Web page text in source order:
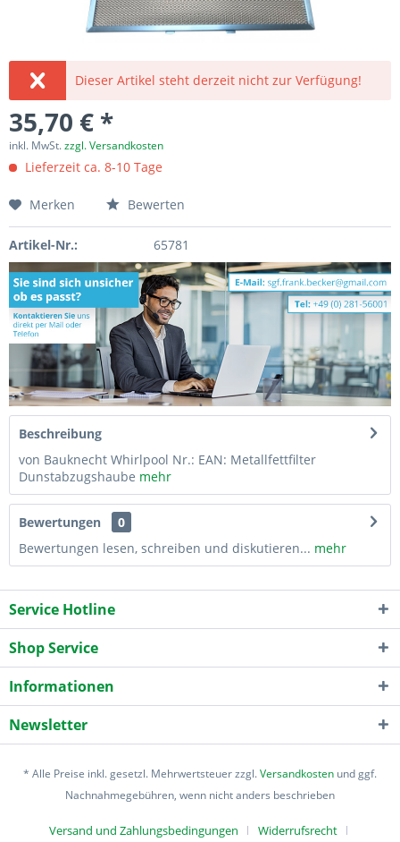
Dieser Artikel steht derzeit nicht zur Verfügung!
35,70 € *
inkl. MwSt.zzgl. Versandkosten
Lieferzeit ca. 8-10 Tage
Merken Bewerten
Artikel-Nr.: 65781
Beschreibung
von Bauknecht Whirlpool Nr.: EAN: Metallfettfilter
Dunstabzugshaube mehr
Bewertungen
0
Bewertungen lesen, schreiben und diskutieren... mehr
Service Hotline
Shop Service
Informationen
Newsletter
* Alle Preise inkl. gesetzl. Mehrwertsteuer zzgl.Versandkosten und ggf.
Nachnahmegebühren, wenn nicht anders beschrieben
Versand und Zahlungsbedingungen Widerrufsrecht